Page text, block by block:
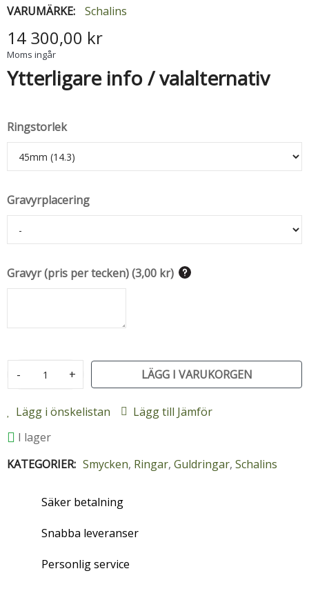
VARUMÄRKE:
Schalins
14 300,00 kr
Moms ingår
Ytterligare info / valalternativ
Ringstorlek
Gravyrplacering
Gravyr (pris per tecken)(3,00 kr)
- + LÄGG I VARUKORGEN
Lägg i önskelistan
Lägg till Jämför
I lager
KATEGORIER: Smycken, Ringar, Guldringar, Schalins
Säker betalning
Snabba leveranser
Personlig service